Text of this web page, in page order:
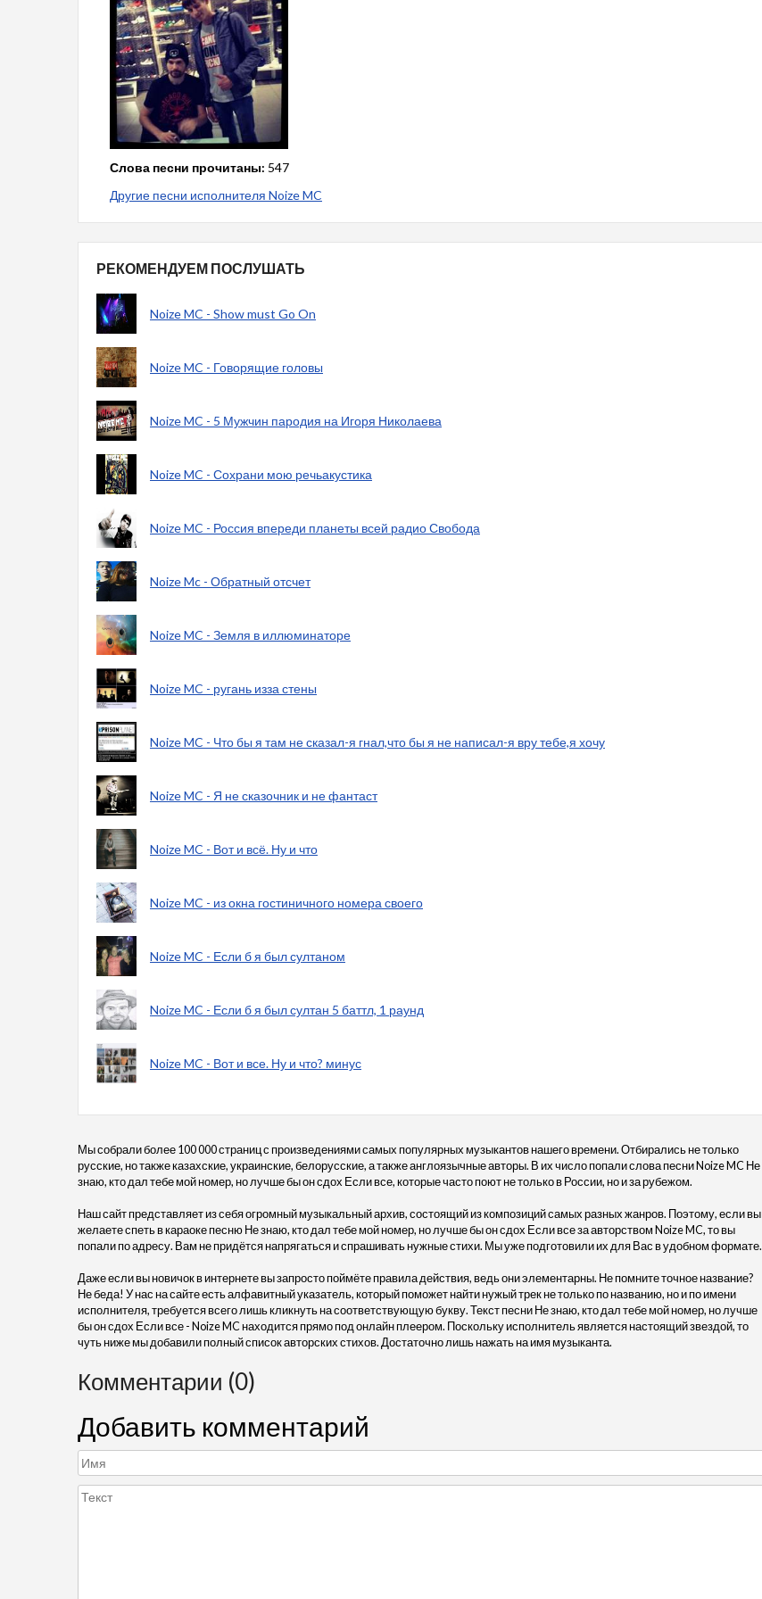
Слова песни прочитаны: 547
Другие песни исполнителя Noize MC
РЕКОМЕНДУЕМ ПОСЛУШАТЬ
Noize MC - Show must Go On
Noize MC - Говорящие головы
Noize MC - 5 Мужчин пародия на Игоря Николаева
Noize MC - Сохрани мою речьакустика
Noize MC - Россия впереди планеты всей радио Свобода
Noize Mc - Обратный отсчет
Noize MC - Земля в иллюминаторе
Noize MC - ругань изза стены
Noize MC - Что бы я там не сказал-я гнал,что бы я не написал-я вру тебе,я хочу
Noize MC - Я не сказочник и не фантаст
Noize MC - Вот и всё. Ну и что
Noize MC - из окна гостиничного номера своего
Noize MC - Если б я был султаном
Noize MC - Если б я был султан 5 баттл, 1 раунд
Noize MC - Вот и все. Ну и что? минус
Мы собрали более 100 000 страниц с произведениями самых популярных музыкантов нашего времени. Отбирались не только
русские, но также казахские, украинские, белорусские, а также англоязычные авторы. В их число попали слова песни Noize MC Не
знаю, кто дал тебе мой номер, но лучше бы он сдох Если все, которые часто поют не только в России, но и за рубежом.
Наш сайт представляет из себя огромный музыкальный архив, состоящий из композиций самых разных жанров. Поэтому, если вы
желаете спеть в караоке песню Не знаю, кто дал тебе мой номер, но лучше бы он сдох Если все за авторством Noize MC, то вы
попали по адресу. Вам не придётся напрягаться и спрашивать нужные стихи. Мы уже подготовили их для Вас в удобном формате.
Даже если вы новичок в интернете вы запросто поймёте правила действия, ведь они элементарны. Не помните точное название?
Не беда! У нас на сайте есть алфавитный указатель, который поможет найти нужый трек не только по названию, но и по имени
исполнителя, требуется всего лишь кликнуть на соответствующую букву. Текст песни Не знаю, кто дал тебе мой номер, но лучше
бы он сдох Если все - Noize MC находится прямо под онлайн плеером. Поскольку исполнитель является настоящий звездой, то
чуть ниже мы добавили полный список авторских стихов. Достаточно лишь нажать на имя музыканта.
Комментарии (0)
Добавить комментарий